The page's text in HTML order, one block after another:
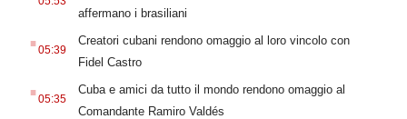
affermano i brasiliani
.05:39
Creatori cubani rendono omaggio al loro vincolo con
Fidel Castro
.05:35
Cuba e amici da tutto il mondo rendono omaggio al
Comandante Ramiro Valdés